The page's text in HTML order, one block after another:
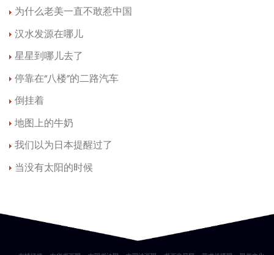
为什么老美一直不敢惹中国
汉水发源在哪儿
星星到哪儿去了
停靠在“八楼”的二路汽车
倒挂着
地图上的牛奶
我们以为日本提醒过了
当没有太阳的时候